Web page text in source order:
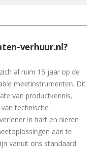
verhuur.nl?
al ruim 15 jaar op de
meetinstrumenten. Dit
van productkennis,
technische
in hart en nieren
aan te
vanuit ons standaard